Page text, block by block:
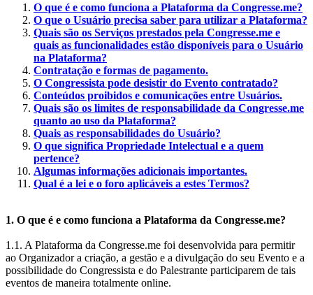
O que é e como funciona a Plataforma da Congresse.me?
O que o Usuário precisa saber para utilizar a Plataforma?
Quais são os Serviços prestados pela Congresse.me e
quais as funcionalidades estão disponíveis para o Usuário
na Plataforma?
Contratação e formas de pagamento.
O Congressista pode desistir do Evento contratado?
Conteúdos proibidos e comunicações entre Usuários.
Quais são os limites de responsabilidade da Congresse.me
quanto ao uso da Plataforma?
Quais as responsabilidades do Usuário?
O que significa Propriedade Intelectual e a quem
pertence?
Algumas informações adicionais importantes.
Qual é a lei e o foro aplicáveis a estes Termos?
1. O que é e como funciona a Plataforma da Congresse.me?
1.1. A Plataforma da Congresse.me foi desenvolvida para permitir
ao Organizador a criação, a gestão e a divulgação do seu Evento e a
possibilidade do Congressista e do Palestrante participarem de tais
eventos de maneira totalmente online.